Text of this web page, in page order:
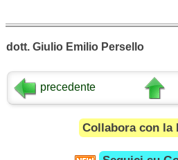
dott. Giulio Emilio Persello
precedente
Collabora con la